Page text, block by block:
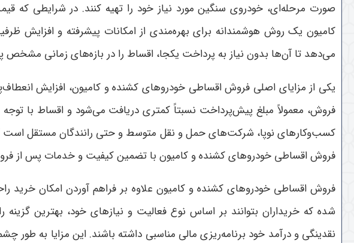
صورت مرحله‌ای، خودروی سنگین مورد نیاز خود را تهیه کنند. در شرایطی
کامیون یک روش هوشمندانه برای بهره‌مندی از امکانات پیشرفته و
می‌دهد تا آن‌ها بدون نیاز به پرداخت یکجا، اقساط را در بازه‌های زمانی مشخص
یکی از مزایای اصلی فروش اقساطی خودروهای کشنده و کامیون، افزایش
فروش، معمولاً مبلغ پیش‌پرداخت نسبتاً کمتری دریافت می‌شود و اقساط با
کسب‌وکارهای نوپا، شرکت‌های حمل و نقل متوسط و حتی رانندگان مستقل است که
فروش اقساطی خودروهای کشنده و کامیون با تضمین کیفیت و خدمات پس از
فروش اقساطی خودروهای کشنده و کامیون علاوه بر فراهم آوردن امکان
شده که خریداران بتوانند بر اساس نوع فعالیت و نیازهای خود، بهترین
نقدینگی و درآمد خود برنامه‌ریزی مالی مناسبی داشته باشند. این مزایا به